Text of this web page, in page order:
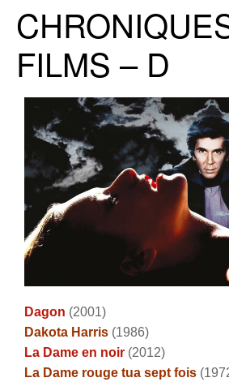
FILMS – D
Dagon (2001)
Dakota Harris (1986)
La Dame en noir (2012)
La Dame rouge tua sept fois